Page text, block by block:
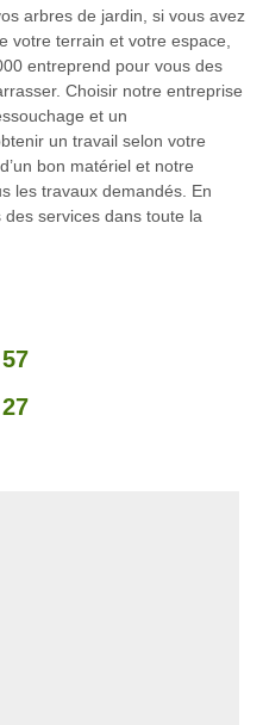
arbres de jardin, si vous avez
votre terrain et votre espace,
entreprend pour vous des
Choisir notre entreprise
et un
un travail selon votre
bon matériel et notre
les travaux demandés. En
services dans toute la